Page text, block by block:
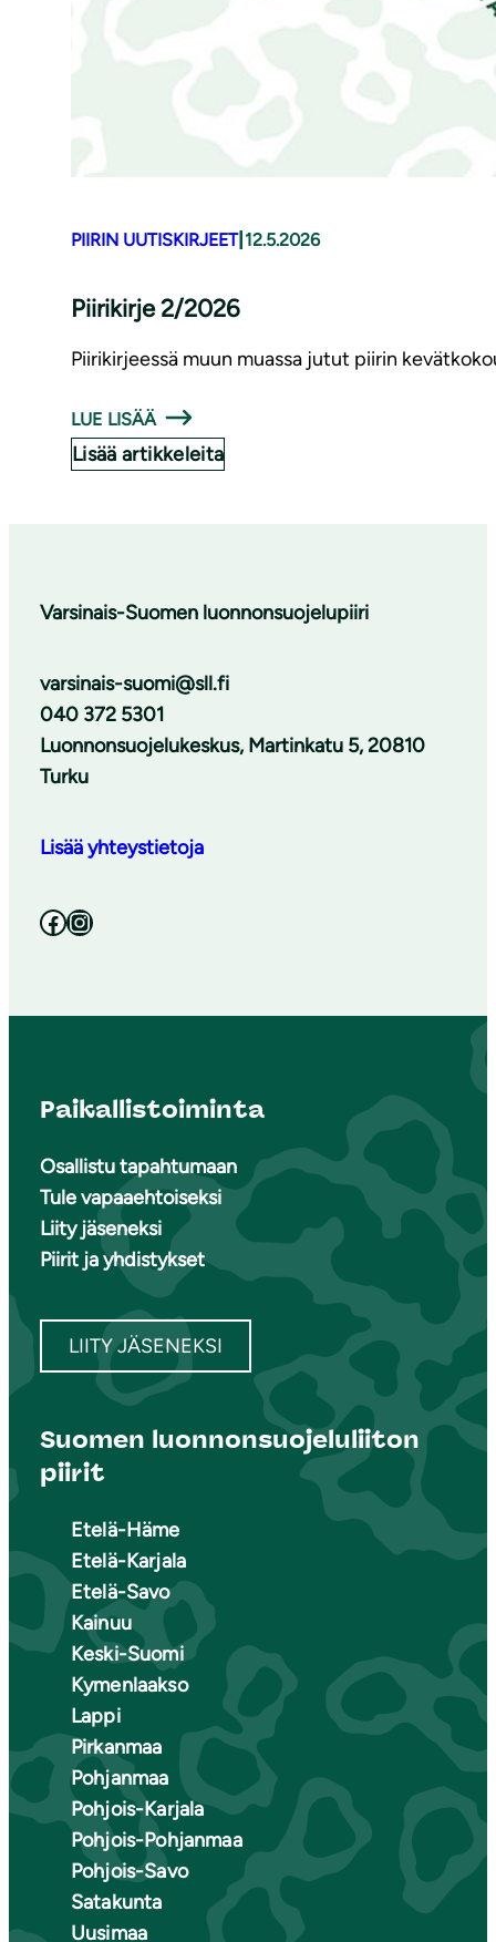
PIIRIN UUTISKIRJEET| 12.5.2026
Piirikirje 2/2026
Piirikirjeessä muun muassa jutut piirin
LUE LISÄÄ
Lisää artikkeleita
Varsinais-Suomen luonnonsuojelupiiri
varsinais-suomi@sll.fi
040 372 5301
Luonnonsuojelukeskus, Martinkatu 5, 20810
Turku
Lisää yhteystietoja
Facebook Instagram
Paikallistoiminta
Osallistu tapahtumaan
Tule vapaaehtoiseksi
Liity jäseneksi
Piirit ja yhdistykset
LIITY JÄSENEKSI
Suomen luonnonsuojeluliiton
piirit
Etelä-Häme
Etelä-Karjala
Etelä-Savo
Kainuu
Keski-Suomi
Kymenlaakso
Lappi
Pirkanmaa
Pohjanmaa
Pohjois-Karjala
Pohjois-Pohjanmaa
Pohjois-Savo
Satakunta
Uusimaa